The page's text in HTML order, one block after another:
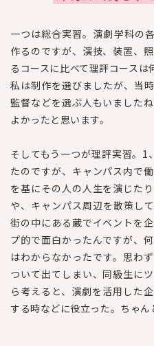
一つは総合実習。演劇学科の
作るのですが、演技、装置、
るコースに比べて理評コースは
私は制作を選びましたが、当
監督などを選ぶ人もいました
よかったと思います。
そしてもう一つが理評実習。1
たのですが、キャンパス内で
を基にその人の人生を演じた
や、キャンパス周辺を散策し
街の中にある蔵でイベントを
プ的で面白かったんですが、
はわからなかったです。思わ
ついて出てしまい、同級生に
ら考えると、演劇を活用した
する時などに役立った。ちゃん